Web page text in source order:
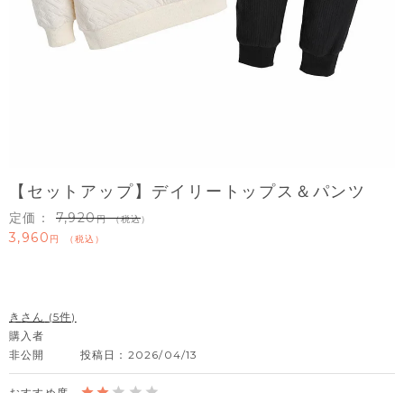
【セットアップ】デイリートップス＆パンツ
定価： 7,920 （税込）
3,960 税込
き
5
購入者
非公開
投稿日 2026/04/13